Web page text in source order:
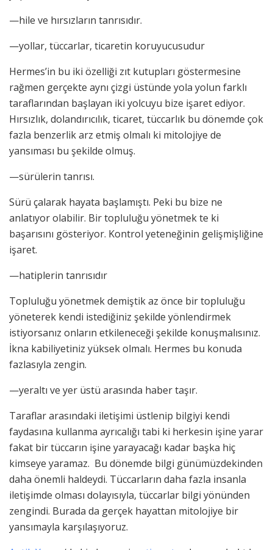
—hile ve hırsızların tanrısıdır.
—yollar, tüccarlar, ticaretin koruyucusudur
Hermes’in bu iki özelliği zıt kutupları göstermesine
rağmen gerçekte aynı çizgi üstünde yola yolun farklı
taraflarından başlayan iki yolcuyu bize işaret ediyor.
Hırsızlık, dolandırıcılık, ticaret, tüccarlık bu dönemde çok
fazla benzerlik arz etmiş olmalı ki mitolojiye de
yansıması bu şekilde olmuş.
—sürülerin tanrısı.
Sürü çalarak hayata başlamıştı. Peki bu bize ne
anlatıyor olabilir. Bir topluluğu yönetmek te ki
başarısını gösteriyor. Kontrol yeteneğinin gelişmişliğine
işaret.
—hatiplerin tanrısıdır
Topluluğu yönetmek demiştik az önce bir topluluğu
yöneterek kendi istediğiniz şekilde yönlendirmek
istiyorsanız onların etkileneceği şekilde konuşmalısınız.
İkna kabiliyetiniz yüksek olmalı. Hermes bu konuda
fazlasıyla zengin.
—yeraltı ve yer üstü arasında haber taşır.
Taraflar arasındaki iletişimi üstlenip bilgiyi kendi
faydasına kullanma ayrıcalığı tabi ki herkesin işine yarar
fakat bir tüccarın işine yarayacağı kadar başka hiç
kimseye yaramaz. Bu dönemde bilgi günümüzdekinden
daha önemli haldeydi. Tüccarların daha fazla insanla
iletişimde olması dolayısıyla, tüccarlar bilgi yönünden
zengindi. Burada da gerçek hayattan mitolojiye bir
yansımayla karşılaşıyoruz.